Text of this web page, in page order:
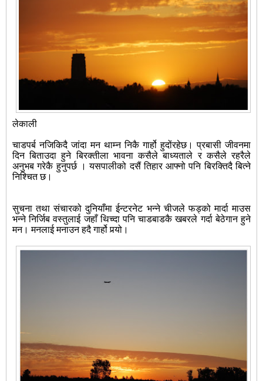
लेकाली
चाडपर्ब नजिकिदै जांदा मन थाम्न निकै गार्हो हुदोंरहेछ। प्रबासी जीवनमा
दिन बिताउदा हुने बिरक्तीला भावना कसैले बाध्यताले र कसैले रहरैले
अनुभब गरेकै हुनुपर्छ । यसपालीको दसैं तिहार आफ्नो पनि बिरक्तिदै बित्ने
निश्चित छ।
सुचना तथा संचारको दुनियाँमा ईन्टरनेट भन्ने चीजले फड्को मार्दा माउस
भन्ने निर्जिब वस्तुलाई जहाँ थिच्दा पनि चाडबाडकै खबरले गर्दा बेठेगान हुने
मन। मनलाई मनाउन हदै गार्हो पर्‍यो।